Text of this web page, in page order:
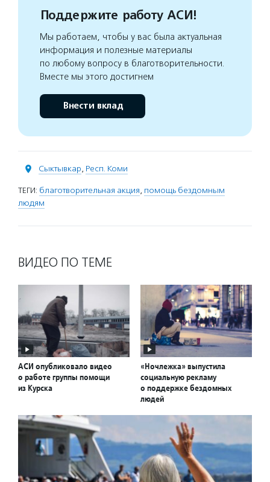
Поддержите работу АСИ!
Мы работаем, чтобы у вас была актуальная
информация и полезные материалы
по любому вопросу в благотворительности.
Вместе мы этого достигнем
Внести вклад
Сыктывкар, Респ. Коми
ТЕГИ: благотворительная акция, помощь бездомным
людям
ВИДЕО ПО ТЕМЕ
АСИ опубликовало видео
о работе группы помощи
из Курска
«Ночлежка» выпустила
социальную рекламу
о поддержке бездомных
людей